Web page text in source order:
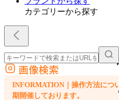
カテゴリーから探す
外部サイトの商品をカートに追加
他のサイトで見つけた商品ページのURLを貼り付
画像検索
INFORMATION｜操作方法につ
期開催しております。